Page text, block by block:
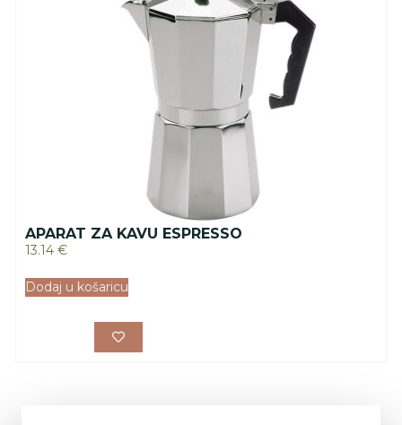
APARAT ZA KAVU ESPRESSO
13.14 €
Dodaj u košaricu